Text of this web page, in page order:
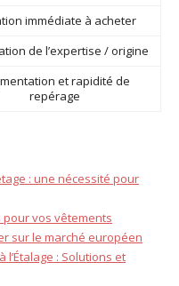
immédiate à acheter
de l’expertise / origine
et rapidité de
repérage
: une nécessité pour
vos vêtements
sur le marché européen
l’Étalage : Solutions et